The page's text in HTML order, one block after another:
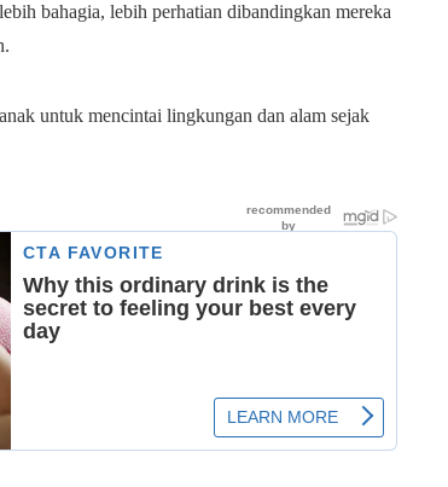
bahagia, lebih perhatian dibandingkan mereka
untuk mencintai lingkungan dan alam sejak